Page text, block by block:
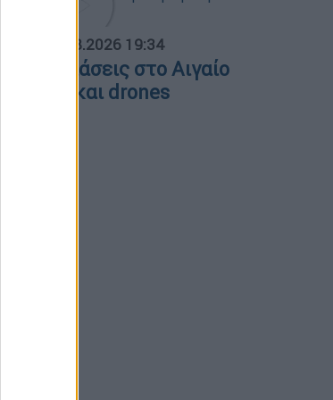
06.08.2026 19:34
παραβιάσεις στο Αιγαίο
F-16 και drones